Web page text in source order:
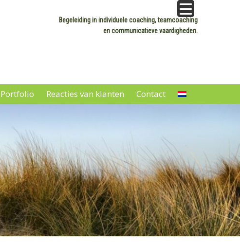
Begeleiding in individuele coaching, teamcoaching
en communicatieve vaardigheden.
Portfolio Reacties van klanten Contact